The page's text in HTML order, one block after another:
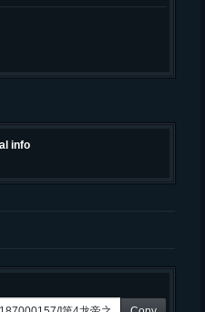
info